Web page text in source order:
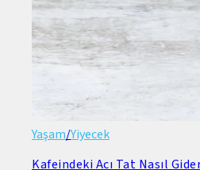
Yaşam/Yiyecek
Kafeindeki Acı Tat Nasıl